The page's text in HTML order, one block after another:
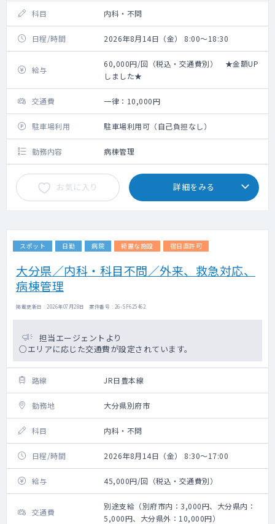
科目 内科・不問
日程/時間 2026年8月14日（金） 8:00～18:30
給与
60,000円/回（税込・交通費別） ★金額UP
しました★
交通費 一律：10,000円
駐車場利用 駐車場利用可（自己負担なし）
勤務内容 病棟管理
お気に入り 詳細をみる
スポット 日勤 病院 綺麗な施設 宿日直許可
大分県／内科・科目不問／外来、救急対応、
病棟管理
掲載更新日 : 2026年07月28日 案件番号 : 26-SF625462
担当エージェントより
○エリアに応じた交通費が設定されています。
路線 JR日豊本線
勤務地 大分県別府市
科目 内科・不問
日程/時間 2026年8月14日（金） 8:30～17:00
給与 45,000円/回（税込・交通費別）
交通費
別途支給（別府市内：3,000円、大分県内：
5,000円、大分県外：10,000円）